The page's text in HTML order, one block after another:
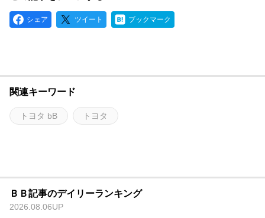
シェア ツイート ブックマーク
関連キーワード
トヨタ bB トヨタ
ＢＢ記事のデイリーランキング
2026.08.06UP